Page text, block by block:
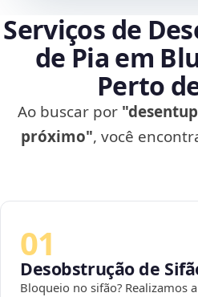
Serviços de
de Pia em
Perto
Ao buscar por
próximo", você
01
Desobstrução de
Bloqueio no sifão? Realizamos